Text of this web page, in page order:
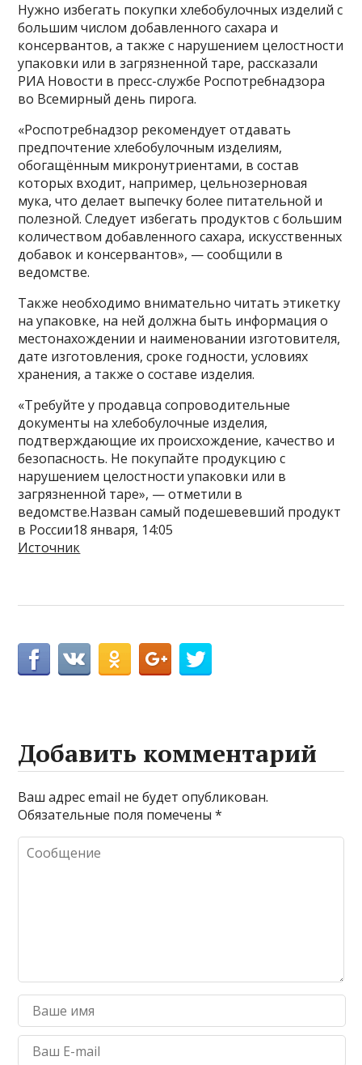
Нужно избегать покупки хлебобулочных изделий с
большим числом добавленного сахара и
консервантов, а также с нарушением целостности
упаковки или в загрязненной таре, рассказали
РИА Новости в пресс-службе Роспотребнадзора
во Всемирный день пирога.
«Роспотребнадзор рекомендует отдавать
предпочтение хлебобулочным изделиям,
обогащённым микронутриентами, в состав
которых входит, например, цельнозерновая
мука, что делает выпечку более питательной и
полезной. Следует избегать продуктов с большим
количеством добавленного сахара, искусственных
добавок и консервантов», — сообщили в
ведомстве.
Также необходимо внимательно читать этикетку
на упаковке, на ней должна быть информация о
местонахождении и наименовании изготовителя,
дате изготовления, сроке годности, условиях
хранения, а также о составе изделия.
«Требуйте у продавца сопроводительные
документы на хлебобулочные изделия,
подтверждающие их происхождение, качество и
безопасность. Не покупайте продукцию с
нарушением целостности упаковки или в
загрязненной таре», — отметили в
ведомстве.Назван самый подешевевший продукт
в России18 января, 14:05
Источник
Добавить комментарий
Ваш адрес email не будет опубликован.
Обязательные поля помечены*